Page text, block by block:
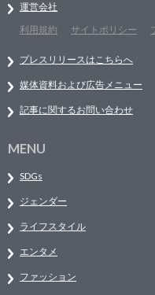
運営会社
利用規約
サイトポリシー
プレスリリースはこちらへ
媒体資料および広告メニュー
記事に関するお問い合わせ
MENU
SDGs
ジェンダー
ライフスタイル
エンタメ
ファッション